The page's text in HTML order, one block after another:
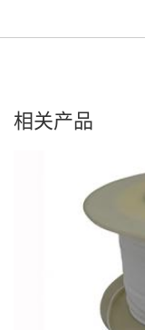
相关产品